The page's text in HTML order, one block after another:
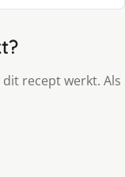
recept werkt. Als